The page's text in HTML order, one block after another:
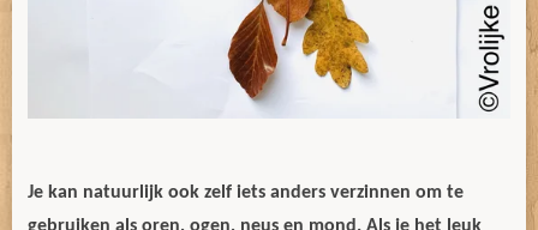
Je kan natuurlijk ook zelf iets anders verzinnen om te